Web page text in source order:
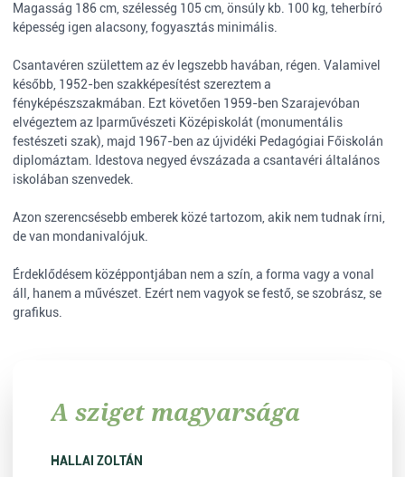
Magasság 186 cm, szélesség 105 cm, önsúly kb. 100 kg, teherbíró
képesség igen alacsony, fogyasztás minimális.
Csantavéren születtem az év legszebb havában, régen. Valamivel
később, 1952-ben szakképesítést szereztem a
fényképészszakmában. Ezt követően 1959-ben Szarajevóban
elvégeztem az Iparművészeti Középiskolát (monumentális
festészeti szak), majd 1967-ben az újvidéki Pedagógiai Főiskolán
diplomáztam. Idestova negyed évszázada a csantavéri általános
iskolában szenvedek.
Azon szerencsésebb emberek közé tartozom, akik nem tudnak írni,
de van mondanivalójuk.
Érdeklődésem középpontjában nem a szín, a forma vagy a vonal
áll, hanem a művészet. Ezért nem vagyok se festő, se szobrász, se
grafikus.
A sziget magyarsága
HALLAI ZOLTÁN